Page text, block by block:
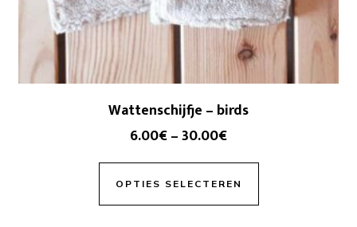
Wattenschijfje – birds
6.00€–30.00€
OPTIES SELECTEREN